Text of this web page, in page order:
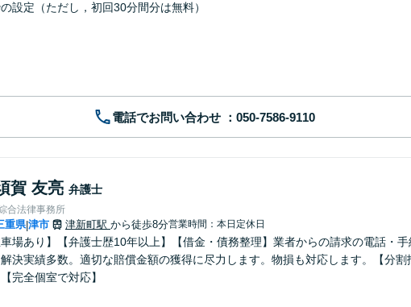
設定（ただし，初回30分間分は無料）
電話でお問い合わせ
賀 友亮 弁護士
合法律事務所
重県|津市 津新町駅 から徒歩8分営業時間：本日定休日
車場あり】【弁護士歴10年以上】【借金・債務整理】業者からの請求の電話・
決実績多数。適切な賠償金額の獲得に尽力します。物損も対応します。【分
完全個室で対応】